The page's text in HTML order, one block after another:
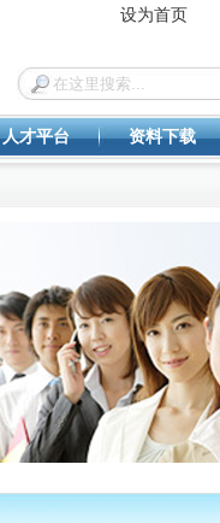
设为首页
人才平台 资料下载